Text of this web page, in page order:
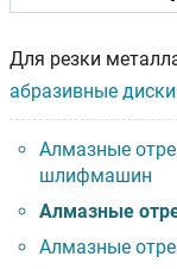
Для резки
абразивные
Алмазные
шлифмашин
Алмазные
Алмазные